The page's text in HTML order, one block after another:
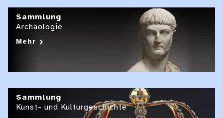
Sammlung
Archäologie
Mehr
Sammlung
Kunst- und Kulturgeschichte